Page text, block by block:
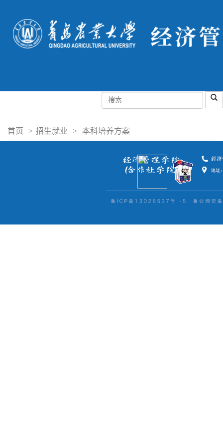
首页 > 招生就业 > 本科培养方案